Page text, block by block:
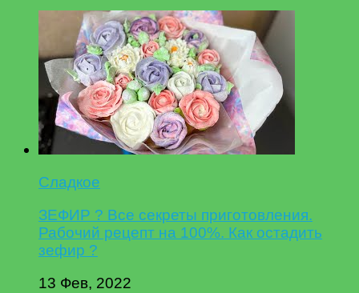
Сладкое
ЗЕФИР ? Все секреты приготовления.
Рабочий рецепт на 100%. Как остадить
зефир ?
13 Фев, 2022